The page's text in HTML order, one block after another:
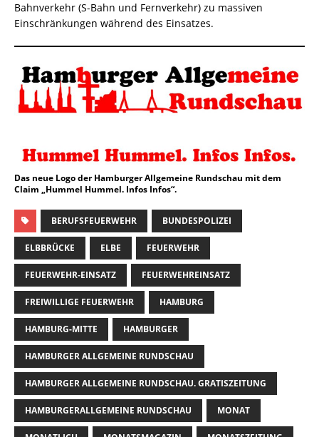
Bahnverkehr (S-Bahn und Fernverkehr) zu massiven
Einschränkungen während des Einsatzes.
Das neue Logo der Hamburger Allgemeine Rundschau mit dem
Claim „Hummel Hummel. Infos Infos“.
BERUFSFEUERWEHR BUNDESPOLIZEI
ELBBRÜCKE ELBE FEUERWEHR
FEUERWEHR-EINSATZ FEUERWEHREINSATZ
FREIWILLIGE FEUERWEHR HAMBURG
HAMBURG-MITTE HAMBURGER
HAMBURGER ALLGEMEINE RUNDSCHAU
HAMBURGER ALLGEMEINE RUNDSCHAU. GRATISZEITUNG
HAMBURGERALLGEMEINE RUNDSCHAU MONAT